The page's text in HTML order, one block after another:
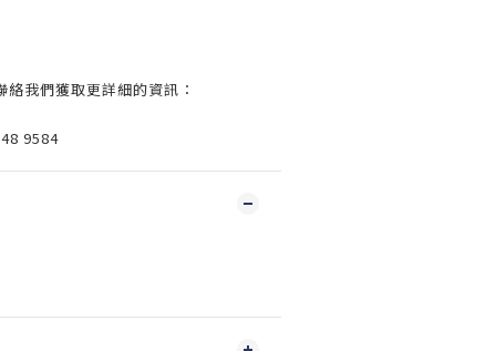
我們獲取更詳細的資訊：
9584